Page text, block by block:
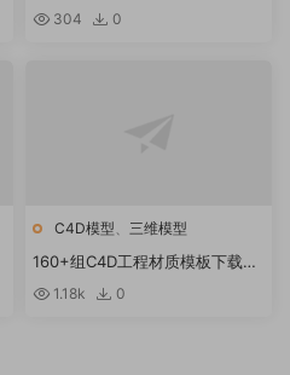
车辆第 1 卷
304 0
C4D模型、 三维模型
160+组C4D工程材质模板下载
160+ Cinema 4D (c4d)
1.18k 0